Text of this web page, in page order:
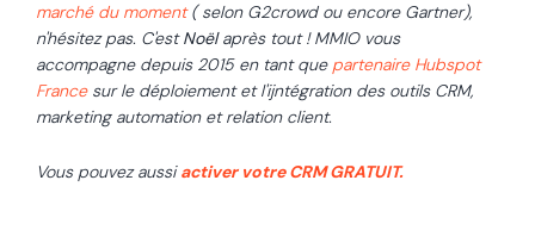
marché du moment( selon G2crowd ou encore Gartner),
n'hésitez pas. C'estNoëlaprès tout ! MMIO vous
accompagne depuis 2015 en tant quepartenaire Hubspot
France sur le déploiement et l'ijntégration des outils CRM,
marketing automation et relation client.
Vous pouvez aussiactiver votre CRM GRATUIT.